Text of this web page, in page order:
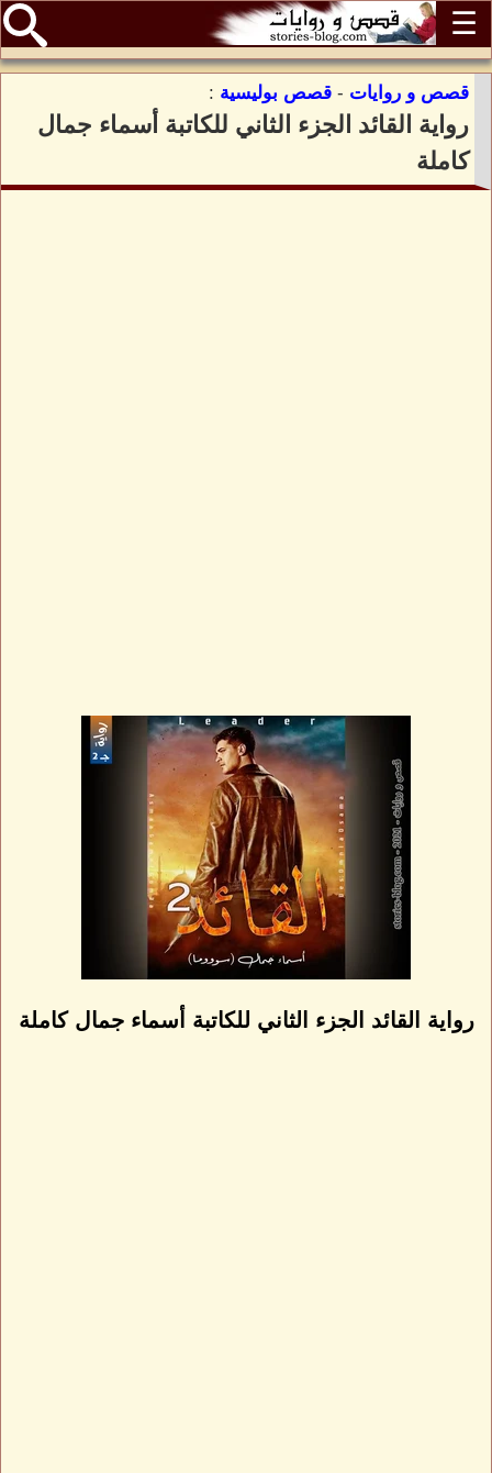
☰
قصص و روايات - قصص بوليسية :
رواية القائد الجزء الثاني للكاتبة أسماء جمال
كاملة
رواية القائد الجزء الثاني للكاتبة أسماء جمال كاملة